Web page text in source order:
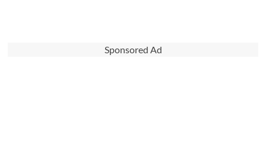
Sponsored Ad